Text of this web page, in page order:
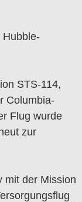
Hubble-
STS-114,
Columbia-
Flug wurde
zur
mit der Mission